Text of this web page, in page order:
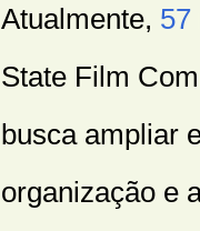
Atualmente, 57
State Film
busca ampliar
organização e